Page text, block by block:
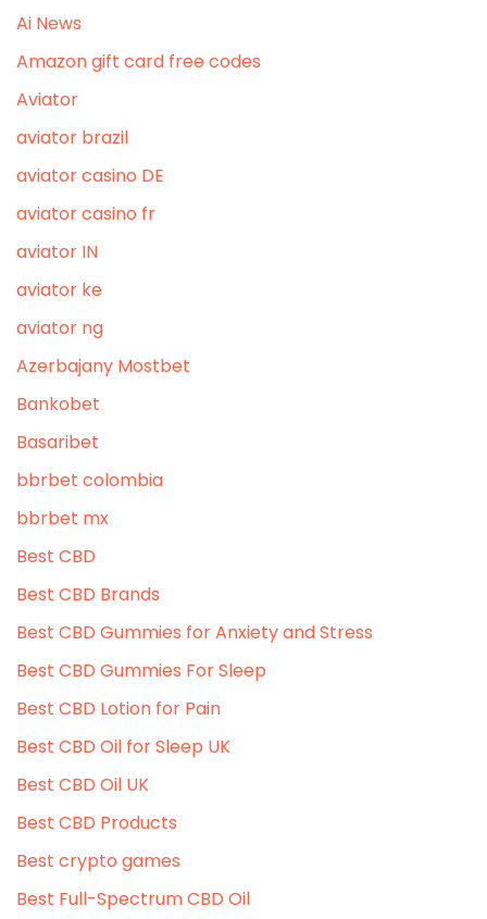
Ai News
Amazon gift card free codes
Aviator
aviator brazil
aviator casino DE
aviator casino fr
aviator IN
aviator ke
aviator ng
Azerbajany Mostbet
Bankobet
Basaribet
bbrbet colombia
bbrbet mx
Best CBD
Best CBD Brands
Best CBD Gummies for Anxiety and Stress
Best CBD Gummies For Sleep
Best CBD Lotion for Pain
Best CBD Oil for Sleep UK
Best CBD Oil UK
Best CBD Products
Best crypto games
Best Full-Spectrum CBD Oil